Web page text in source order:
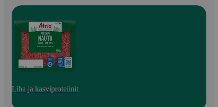
Liha ja kasviproteiinit